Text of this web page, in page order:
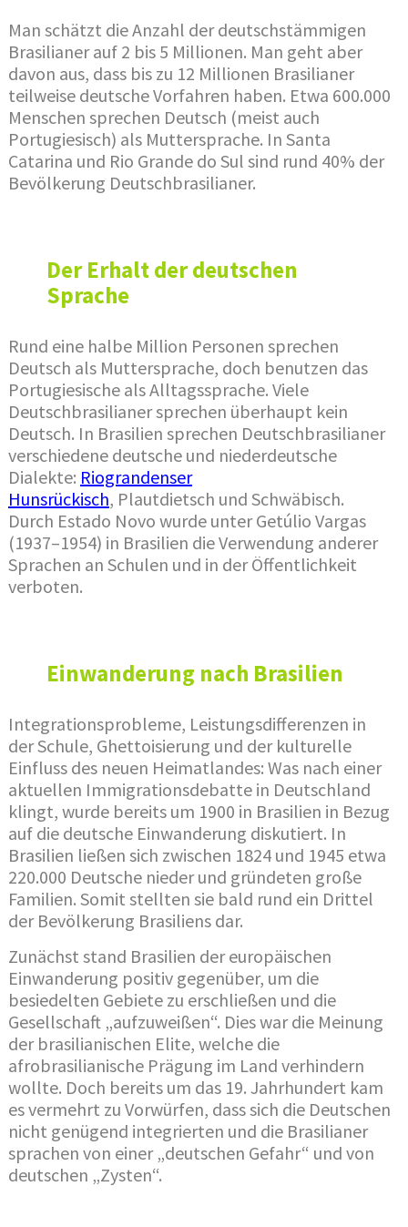
Man schätzt die Anzahl der deutschstämmigen
Brasilianer auf 2 bis 5 Millionen. Man geht aber
davon aus, dass bis zu 12 Millionen Brasilianer
teilweise deutsche Vorfahren haben. Etwa 600.000
Menschen sprechen Deutsch (meist auch
Portugiesisch) als Muttersprache. In Santa
Catarina und Rio Grande do Sul sind rund 40% der
Bevölkerung Deutschbrasilianer.
Der Erhalt der deutschen
Sprache
Rund eine halbe Million Personen sprechen
Deutsch als Muttersprache, doch benutzen das
Portugiesische als Alltagssprache. Viele
Deutschbrasilianer sprechen überhaupt kein
Deutsch. In Brasilien sprechen Deutschbrasilianer
verschiedene deutsche und niederdeutsche
Dialekte: Riograndenser
Hunsrückisch, Plautdietsch und Schwäbisch.
Durch Estado Novo wurde unter Getúlio Vargas
(1937–1954) in Brasilien die Verwendung anderer
Sprachen an Schulen und in der Öffentlichkeit
verboten.
Einwanderung nach Brasilien
Integrationsprobleme, Leistungsdifferenzen in
der Schule, Ghettoisierung und der kulturelle
Einfluss des neuen Heimatlandes: Was nach einer
aktuellen Immigrationsdebatte in Deutschland
klingt, wurde bereits um 1900 in Brasilien in Bezug
auf die deutsche Einwanderung diskutiert. In
Brasilien ließen sich zwischen 1824 und 1945 etwa
220.000 Deutsche nieder und gründeten große
Familien. Somit stellten sie bald rund ein Drittel
der Bevölkerung Brasiliens dar.
Zunächst stand Brasilien der europäischen
Einwanderung positiv gegenüber, um die
besiedelten Gebiete zu erschließen und die
Gesellschaft „aufzuweißen“. Dies war die Meinung
der brasilianischen Elite, welche die
afrobrasilianische Prägung im Land verhindern
wollte. Doch bereits um das 19. Jahrhundert kam
es vermehrt zu Vorwürfen, dass sich die Deutschen
nicht genügend integrierten und die Brasilianer
sprachen von einer „deutschen Gefahr“ und von
deutschen „Zysten“.